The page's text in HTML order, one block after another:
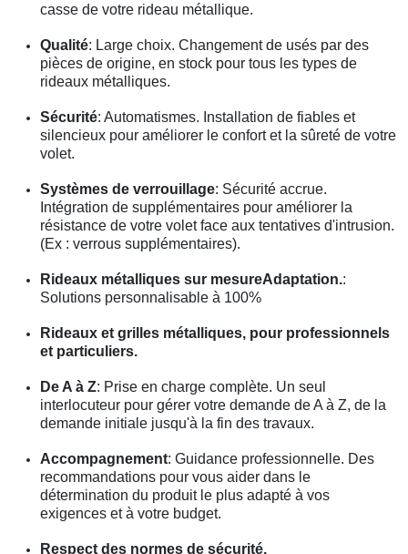
casse de votre rideau métallique.
Qualité: Large choix. Changement de usés par des
pièces de origine, en stock pour tous les types de
rideaux métalliques.
Sécurité: Automatismes. Installation de fiables et
silencieux pour améliorer le confort et la sûreté de votre
volet.
Systèmes de verrouillage: Sécurité accrue.
Intégration de supplémentaires pour améliorer la
résistance de votre volet face aux tentatives d'intrusion.
(Ex : verrous supplémentaires).
Rideaux métalliques sur mesureAdaptation.:
Solutions personnalisable à 100%
Rideaux et grilles métalliques, pour professionnels
et particuliers.
De A à Z: Prise en charge complète. Un seul
interlocuteur pour gérer votre demande de A à Z, de la
demande initiale jusqu'à la fin des travaux.
Accompagnement: Guidance professionnelle. Des
recommandations pour vous aider dans le
détermination du produit le plus adapté à vos
exigences et à votre budget.
Respect des normes de sécurité.